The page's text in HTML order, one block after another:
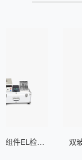
组件EL检测
双